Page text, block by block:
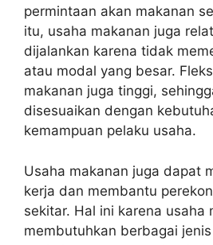
permintaan akan makanan
itu, usaha makanan juga
dijalankan karena tidak
atau modal yang besar.
makanan juga tinggi,
disesuaikan dengan
kemampuan pelaku usaha.
Usaha makanan juga dapat
kerja dan membantu
sekitar. Hal ini karena usaha
membutuhkan berbagai